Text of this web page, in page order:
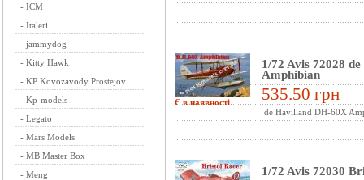
- ICM
- Italeri
- jammydog
- Kitty Hawk
- KP Kovozavody Prostejov
- Kp-models
- Legato
- Mars Models
- MB Master Box
- Meng
Є в наявності
1/72 Avis 72028
Amphibian
535.50 грн
de Havilland DH-60X
1/72 Avis 72030